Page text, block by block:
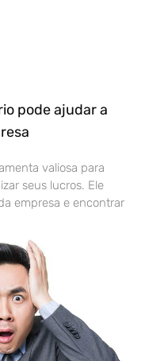
pode ajudar a
valiosa para
seus lucros. Ele
empresa e encontrar